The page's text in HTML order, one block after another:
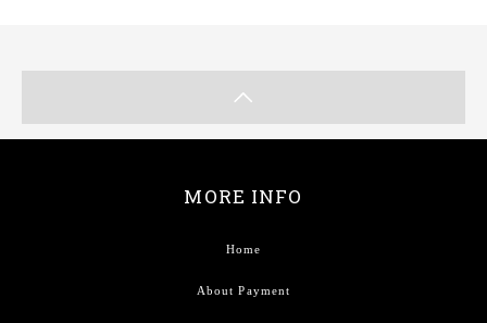
MORE INFO
Home
About Payment